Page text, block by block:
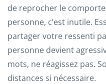
de reprocher le
personne, c’est inutile.
partager votre ressenti
personne devient
mots, ne réagissez pas.
distances si nécessaire.